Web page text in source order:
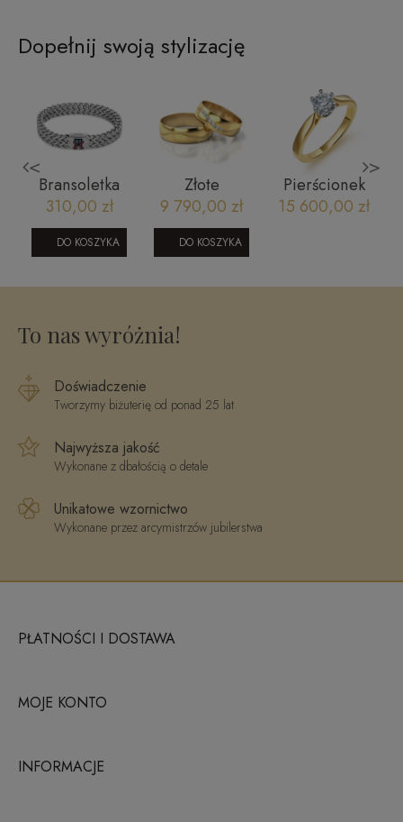
Dopełnij swoją stylizację
<
Bransoletka
Tommy
Hilfiger
2790462
310,00 zł
DO KOSZYKA
Złote
obrączki
ślubne z
brylantami
model 307
żółte złoto
9 790,00 zł
DO KOSZYKA
Pierścionek
zaręczynowy
15 600,00 zł
>
To nas wyróżnia!
Doświadczenie
Tworzymy biżuterię od ponad 25 lat
Najwyższa jakość
Wykonane z dbałością o detale
Unikatowe wzornictwo
Wykonane przez arcymistrzów jubilerstwa
PŁATNOŚCI I DOSTAWA
MOJE KONTO
INFORMACJE